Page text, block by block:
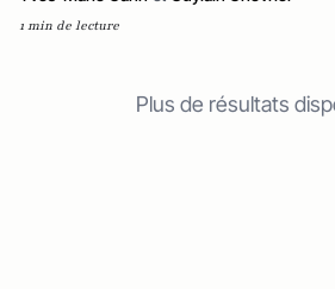
1 min de lecture
Plus de résultats